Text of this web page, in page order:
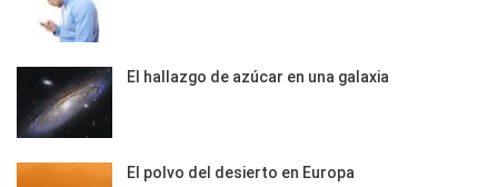
El hallazgo de azúcar en una galaxia
El polvo del desierto en Europa